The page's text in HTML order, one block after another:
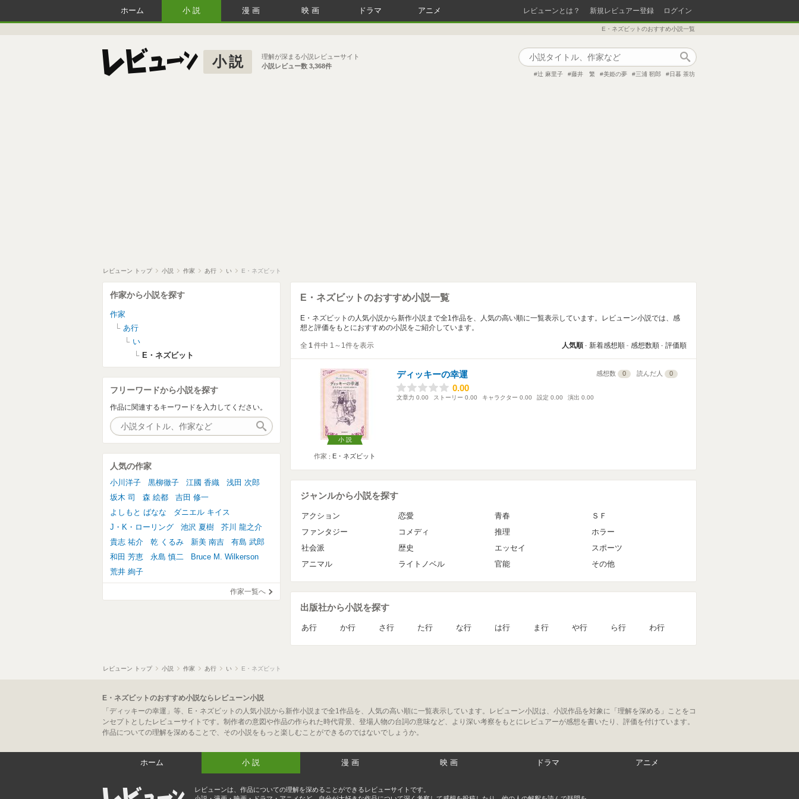
ホーム 小説 漫画 映画 ドラマ アニメ レビューンとは？ 新規レビュアー登録 ログイン
E・ネズビットのおすすめ小説一覧
小説
理解が深まる小説レビューサイト
小説レビュー数 3,368件
辻 麻里子 藤井 繁 美姫の夢 三浦 靭郎 日暮 茶坊
レビューン トップ 小説 作家 あ行 い E・ネズビット
E・ネズビットのおすすめ小説一覧
E・ネズビットの人気小説から新作小説まで全1作品を、人気の高い順に一覧表示しています。レビューン小説では、感
想と評価をもとにおすすめの小説をご紹介しています。
全 1件中 1～1件を表示 人気順 新着感想順 感想数順 評価順
小説
作家 E・ネズビット
ディッキーの幸運 感想数 0 読んだ人 0
0.00
0.00
文章力 0.00 ストーリー 0.00 キャラクター 0.00 設定 0.00 演出 0.00
ジャンルから小説を探す
アクション 恋愛 青春
ＳＦ
ファンタジー
コメディ 推理
ホラー
社会派
歴史 エッセイ
スポーツ
アニマル
ライトノベル 官能 その他
出版社から小説を探す
あ行 か行 さ行 た行 な行 は行 ま行 や行 ら行 わ行
作家から小説を探す
作家
あ行
い
E・ネズビット
フリーワードから小説を探す
作品に関連するキーワードを入力してください。
人気の作家
小川洋子 黒柳徹子 江國 香織
浅田 次郎
坂木 司
森 絵都
吉田 修一
よしもと ばなな
ダニエル キイス
J・K・ローリング
池沢 夏樹
芥川 龍之介
貴志 祐介
乾 くるみ 新美 南吉
有島 武郎
和田 芳恵
永島 慎二
Bruce M. Wilkerson
荒井 絢子
作家一覧へ
レビューン トップ 小説 作家 あ行 い E・ネズビット
E・ネズビットのおすすめ小説ならレビューン小説
「ディッキーの幸運」等、E・ネズビットの人気小説から新作小説まで全1作品を、人気の高い順に一覧表示しています。レビューン小説は、小説作品を対象に「理解を深める」ことをコ
ンセプトとしたレビューサイトです。制作者の意図や作品の作られた時代背景、登場人物の台詞の意味など、より深い考察をもとにレビュアーが感想を書いたり、評価を付けています。
作品についての理解を深めることで、その小説をもっと楽しむことができるのではないでしょうか。
ホーム 小説 漫画 映画 ドラマ アニメ
レビューンは、作品についての理解を深めることができるレビューサイトです。